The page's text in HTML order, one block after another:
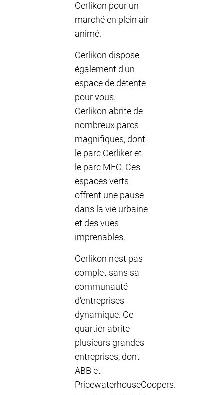
Oerlikon pour un
marché en plein air
animé.
Oerlikon dispose
également d'un
espace de détente
pour vous.
Oerlikon abrite de
nombreux parcs
magnifiques, dont
le parc Oerliker et
le parc MFO. Ces
espaces verts
offrent une pause
dans la vie urbaine
et des vues
imprenables.
Oerlikon n'est pas
complet sans sa
communauté
d'entreprises
dynamique. Ce
quartier abrite
plusieurs grandes
entreprises, dont
ABB et
PricewaterhouseCoopers.